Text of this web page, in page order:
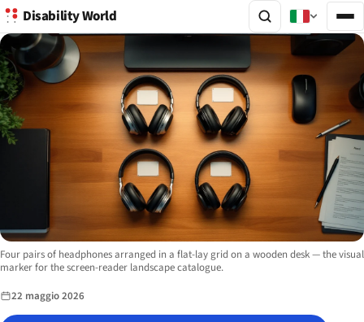
Disability World
Image description:
Four pairs of headphones arranged in a flat-lay grid on a wooden desk — the visual
marker for the screen-reader landscape catalogue.
22 maggio 2026